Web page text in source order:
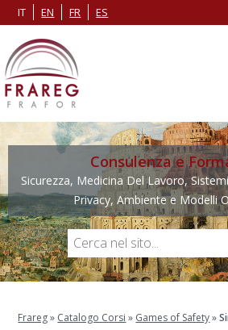
IT EN FR ES
Consulenza e
Sicurezza, Medicina Del Lavoro,
Privacy, Ambiente e Modelli
Frareg» Catalogo Corsi » Games of Safety»